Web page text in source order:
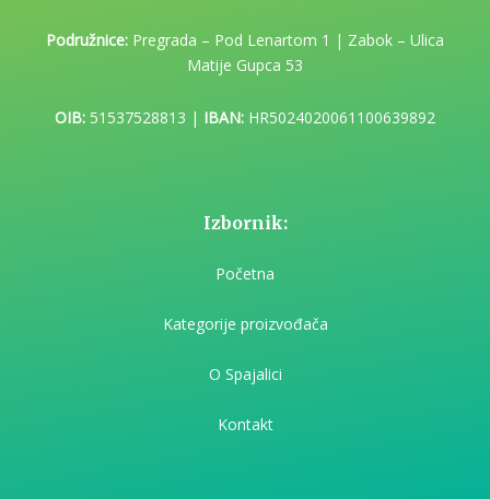
Podružnice: Pregrada – Pod Lenartom 1 | Zabok – Ulica
Matije Gupca 53
OIB: 51537528813 | IBAN: HR5024020061100639892
Izbornik:
Početna
Kategorije proizvođača
O Spajalici
Kontakt